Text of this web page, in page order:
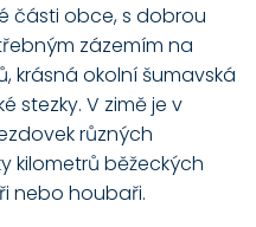
části obce, s dobrou
zázemím na
krásná okolní šumavská
stezky. V zimě je v
různých
kilometrů běžeckých
nebo houbaři.